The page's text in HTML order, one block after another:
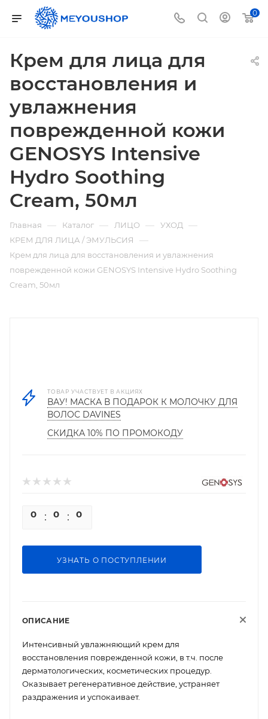
0
Крем для лица для
восстановления и
увлажнения
поврежденной кожи
GENOSYS Intensive
Hydro Soothing
Cream, 50мл
Главная — Каталог — ЛИЦО — УХОД —
КРЕМ ДЛЯ ЛИЦА / ЭМУЛЬСИЯ —
Крем для лица для восстановления и увлажнения
поврежденной кожи GENOSYS Intensive Hydro Soothing
Cream, 50мл
ТОВАР УЧАСТВУЕТ В АКЦИЯХ
ВАУ! МАСКА В ПОДАРОК К МОЛОЧКУ ДЛЯ
ВОЛОС DAVINES
СКИДКА 10% ПО ПРОМОКОДУ
0 0 0
УЗНАТЬ О ПОСТУПЛЕНИИ
ОПИСАНИЕ
Интенсивный увлажняющий крем для
восстановления поврежденной кожи, в т.ч. после
дерматологических, косметических процедур.
Оказывает регенеративное действие, устраняет
раздражения и успокаивает.